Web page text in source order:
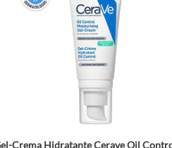
Crema Hidratante Cerave Oil